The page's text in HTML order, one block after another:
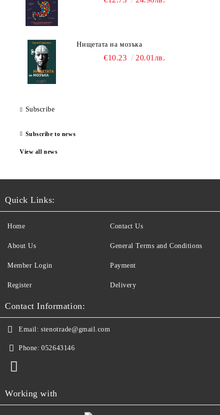
Нищетата на мозъка
€10.23 20.01лв.
Subscribe
Subscribe to news
View all news
Quick Links:
Home
About Us
Member Login
Register
Contact Us
General Terms and Conditions
Payment
Delivery
Contact Information:
Email: stenotrade@gmail.com
Phone: 052643146
Working with